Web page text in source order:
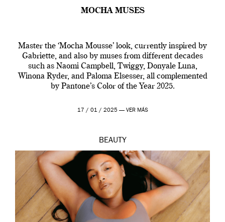
MOCHA MUSES
Master the ‘Mocha Mousse’ look, currently inspired by
Gabriette, and also by muses from different decades
such as Naomi Campbell, Twiggy, Donyale Luna,
Winona Ryder, and Paloma Elsesser, all complemented
by Pantone’s Color of the Year 2025.
17 / 01 / 2025 — VER MÁS
BEAUTY